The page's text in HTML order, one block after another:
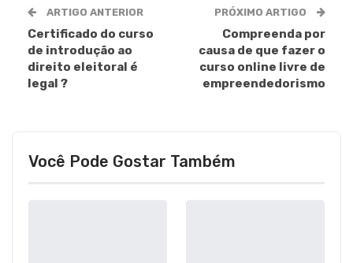
ARTIGO ANTERIOR
Certificado do curso
de introdução ao
direito eleitoral é
legal ?
PRÓXIMO ARTIGO
Compreenda por
causa de que fazer o
curso online livre de
empreendedorismo
Você Pode Gostar Também